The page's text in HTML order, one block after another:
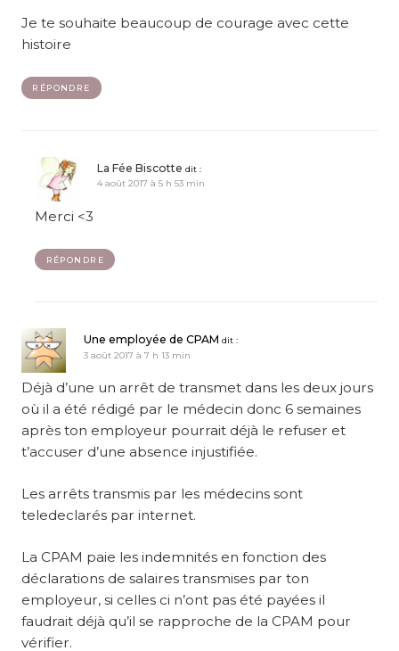
Je te souhaite beaucoup de courage avec cette
histoire
RÉPONDRE
La Fée Biscotte dit :
4 août 2017 à 5 h 53 min
Merci <3
RÉPONDRE
Une employée de CPAM dit :
3 août 2017 à 7 h 13 min
Déjà d’une un arrêt de transmet dans les deux jours
où il a été rédigé par le médecin donc 6 semaines
après ton employeur pourrait déjà le refuser et
t’accuser d’une absence injustifiée.
Les arrêts transmis par les médecins sont
teledeclarés par internet.
La CPAM paie les indemnités en fonction des
déclarations de salaires transmises par ton
employeur, si celles ci n’ont pas été payées il
faudrait déjà qu’il se rapproche de la CPAM pour
vérifier.